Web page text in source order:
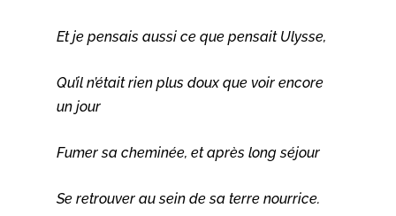
Et je pensais aussi ce que pensait Ulysse,
Qu’il n’était rien plus doux que voir encore
un jour
Fumer sa cheminée, et après long séjour
Se retrouver au sein de sa terre nourrice.